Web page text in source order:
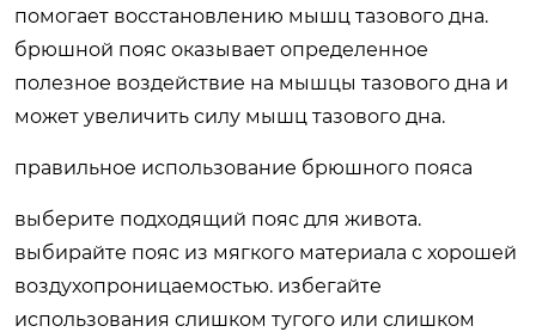
помогает восстановлению мышц тазового дна.
брюшной пояс оказывает определенное
полезное воздействие на мышцы тазового дна и
может увеличить силу мышц тазового дна.
правильное использование брюшного пояса
выберите подходящий пояс для живота.
выбирайте пояс из мягкого материала с хорошей
воздухопроницаемостью. избегайте
использования слишком тугого или слишком